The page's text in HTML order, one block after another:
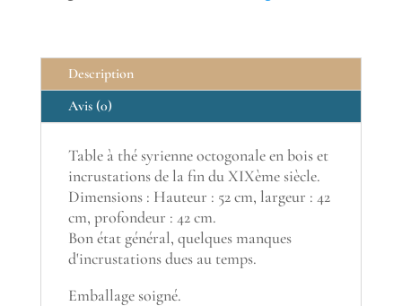
du
XIXème
siècle
Description
Avis (0)
Table à thé syrienne octogonale en bois et
incrustations de la fin du XIXème siècle.
Dimensions : Hauteur : 52 cm, largeur : 42
cm, profondeur : 42 cm.
Bon état général, quelques manques
d'incrustations dues au temps.
Emballage soigné.